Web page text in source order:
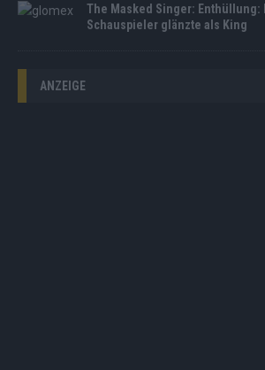
The Masked Singer: Enthüllung:
Schauspieler glänzte als King
ANZEIGE